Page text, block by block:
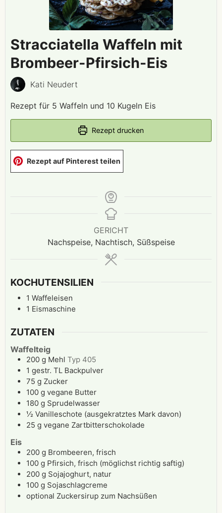
Stracciatella Waffeln mit
Brombeer-Pfirsich-Eis
Kati Neudert
Rezept für 5 Waffeln und 10 Kugeln Eis
Rezept drucken
Rezept auf Pinterest teilen
GERICHT
Nachspeise, Nachtisch, Süßspeise
KOCHUTENSILIEN
1 Waffeleisen
1 Eismaschine
ZUTATEN
Waffelteig
200 g Mehl Typ 405
1 gestr. TL Backpulver
75 g Zucker
100 g vegane Butter
180 g Sprudelwasser
½ Vanilleschote (ausgekratztes Mark davon)
25 g vegane Zartbitterschokolade
Eis
200 g Brombeeren, frisch
100 g Pfirsich, frisch (möglichst richtig saftig)
200 g Sojajoghurt, natur
100 g Sojaschlagcreme
optional Zuckersirup zum Nachsüßen